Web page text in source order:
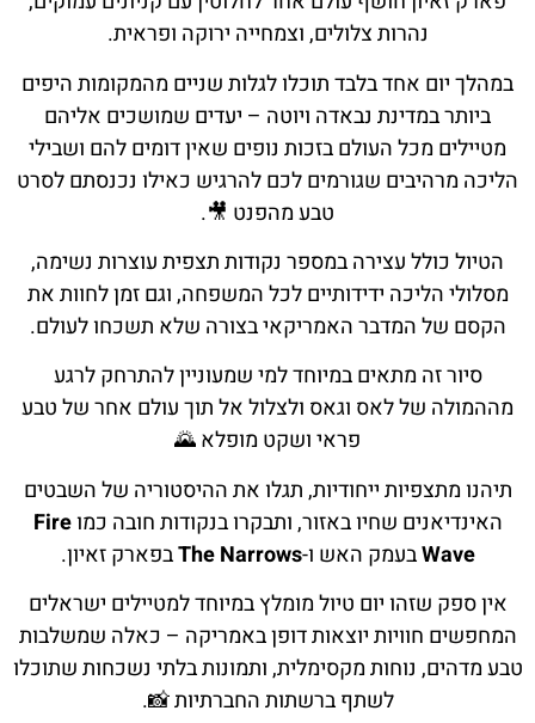
נהרות צלולים, וצמחייה ירוקה ופראית.
במהלך יום אחד בלבד תוכלו לגלות שניים מהמקומות היפים
ביותר במדינת נבאדה ויוטה – יעדים שמושכים אליהם
מטיילים מכל העולם בזכות נופים שאין דומים להם ושבילי
הליכה מרהיבים שגורמים לכם להרגיש כאילו נכנסתם לסרט
טבע מהפנט 🎥.
הטיול כולל עצירה במספר נקודות תצפית עוצרות נשימה,
מסלולי הליכה ידידותיים לכל המשפחה, וגם זמן לחוות את
הקסם של המדבר האמריקאי בצורה שלא תשכחו לעולם.
סיור זה מתאים במיוחד למי שמעוניין להתרחק לרגע
מההמולה של לאס וגאס ולצלול אל תוך עולם אחר של טבע
פראי ושקט מופלא 🌄
תיהנו מתצפיות ייחודיות, תגלו את ההיסטוריה של השבטים
האינדיאנים שחיו באזור, ותבקרו בנקודות חובה כמוFire
Waveבעמק האש ו-The Narrowsבפארק זאיון.
אין ספק שזהו יום טיול מומלץ במיוחד למטיילים ישראלים
המחפשים חוויות יוצאות דופן באמריקה – כאלה שמשלבות
טבע מדהים, נוחות מקסימלית, ותמונות בלתי נשכחות שתוכלו
לשתף ברשתות החברתיות 📸.